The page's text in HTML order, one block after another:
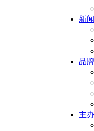
新
品
主